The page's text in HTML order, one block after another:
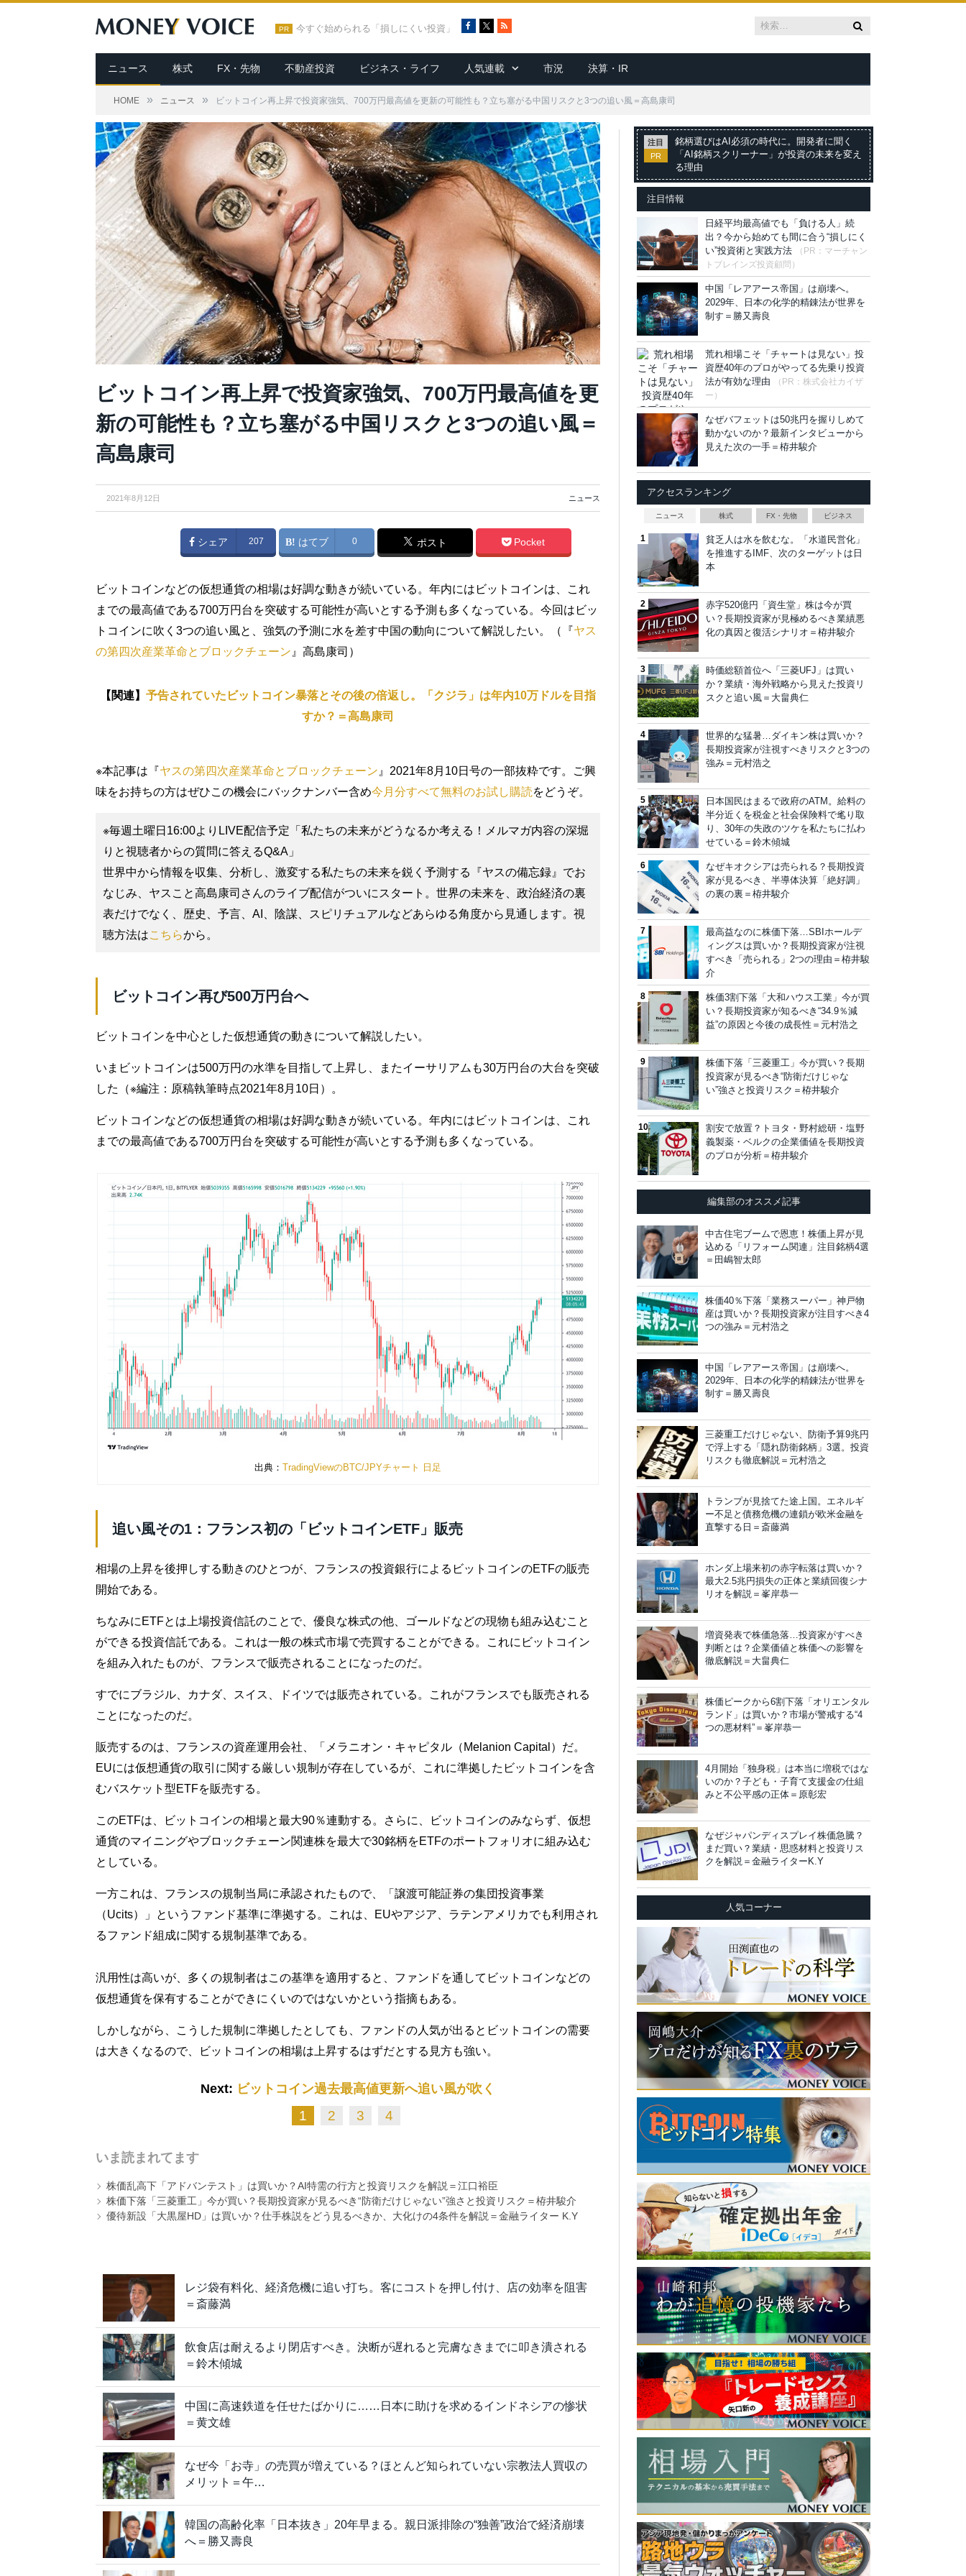
PR 今すぐ始められる「損しにくい投資」
c
e
b
o
k
R
S
ニュース 株式 FX・先物 不動産投資 ビジネス・ライフ 人気連載 市況 決算・IR
HOME » ニュース » ビットコイン再上昇で投資家強気、700万円最高値を更新の可能性も？立ち塞がる中国リスクと3つの追い風＝高島康司
ビットコイン再上昇で投資家強気、700万円最高値を更
新の可能性も？立ち塞がる中国リスクと3つの追い風＝
高島康司
2021年8月12日 ニュース
シェア 207 はてブ 0 ポスト Pocket
ビットコインなどの仮想通貨の相場は好調な動きが続いている。年内にはビットコインは、これ
までの最高値である700万円台を突破する可能性が高いとする予測も多くなっている。今回はビッ
トコインに吹く3つの追い風と、強気の予測に水を差す中国の動向について解説したい。（『ヤス
の第四次産業革命とブロックチェーン 』高島康司）
【関連】 予告されていたビットコイン暴落とその後の倍返し。「クジラ」は年内10万ドルを目指
すか？＝高島康司
※本記事は『ヤスの第四次産業革命とブロックチェーン 』2021年8月10日号の一部抜粋です。ご興
味をお持ちの方はぜひこの機会にバックナンバー含め今月分すべて無料のお試し購読をどうぞ。
※毎週土曜日16:00よりLIVE配信予定「私たちの未来がどうなるか考える！メルマガ内容の深堀
りと視聴者からの質問に答えるQ&A」
世界中から情報を収集、分析し、激変する私たちの未来を鋭く予測する『ヤスの備忘録』でお
なじみ、ヤスこと高島康司さんのライブ配信がついにスタート。世界の未来を、政治経済の裏
表だけでなく、歴史、予言、AI、陰謀、スピリチュアルなどあらゆる角度から見通します。視
聴方法はこちらから。
ビットコイン再び500万円台へ
ビットコインを中心とした仮想通貨の動きについて解説したい。
いまビットコインは500万円の水準を目指して上昇し、またイーサリアムも30万円台の大台を突破
した（※編注：原稿執筆時点2021年8月10日）。
ビットコインなどの仮想通貨の相場は好調な動きが続いている。年内にはビットコインは、これ
までの最高値である700万円台を突破する可能性が高いとする予測も多くなっている。
出典： TradingViewのBTC/JPYチャート 日足
追い風その1：フランス初の「ビットコインETF」販売
相場の上昇を後押しする動きのひとつが、フランスの投資銀行によるビットコインのETFの販売
開始である。
ちなみにETFとは上場投資信託のことで、優良な株式の他、ゴールドなどの現物も組み込むこと
ができる投資信託である。これは一般の株式市場で売買することができる。これにビットコイン
を組み入れたものが、フランスで販売されることになったのだ。
すでにブラジル、カナダ、スイス、ドイツでは販売されている。これがフランスでも販売される
ことになったのだ。
販売するのは、フランスの資産運用会社、「メラニオン・キャピタル（Melanion Capital）だ。
EUには仮想通貨の取引に関する厳しい規制が存在しているが、これに準拠したビットコインを含
むバスケット型ETFを販売する。
このETFは、ビットコインの相場と最大90％連動する。さらに、ビットコインのみならず、仮想
通貨のマイニングやブロックチェーン関連株を最大で30銘柄をETFのポートフォリオに組み込む
としている。
一方これは、フランスの規制当局に承認されたもので、「譲渡可能証券の集団投資事業
（Ucits）」というファンド基準に準拠する。これは、EUやアジア、ラテンアメリカでも利用され
るファンド組成に関する規制基準である。
汎用性は高いが、多くの規制者はこの基準を適用すると、ファンドを通してビットコインなどの
仮想通貨を保有することができにくいのではないかという指摘もある。
しかしながら、こうした規制に準拠したとしても、ファンドの人気が出るとビットコインの需要
は大きくなるので、ビットコインの相場は上昇するはずだとする見方も強い。
Next: ビットコイン過去最高値更新へ追い風が吹く
1 2 3 4
いま読まれてます
株価乱高下「アドバンテスト」は買いか？AI特需の行方と投資リスクを解説＝江口裕臣
株価下落「三菱重工」今が買い？長期投資家が見るべき“防衛だけじゃない”強さと投資リスク＝栫井駿介
優待新設「大黒屋HD」は買いか？仕手株説をどう見るべきか、大化けの4条件を解説＝金融ライター K.Y
レジ袋有料化、経済危機に追い打ち。客にコストを押し付け、店の効率を阻害
＝斎藤満
飲食店は耐えるより閉店すべき。決断が遅れると完膚なきまでに叩き潰される
＝鈴木傾城
中国に高速鉄道を任せたばかりに……日本に助けを求めるインドネシアの惨状
＝黄文雄
なぜ今「お寺」の売買が増えている？ほとんど知られていない宗教法人買収の
メリット＝午…
韓国の高齢化率「日本抜き」20年早まる。親日派排除の“独善”政治で経済崩壊
へ＝勝又壽良
注目
PR
銘柄選びはAI必須の時代に。開発者に聞く
「AI銘柄スクリーナー」が投資の未来を変え
る理由
注目情報
日経平均最高値でも「負ける人」続
出？今から始めても間に合う“損しにく
い”投資術と実践方法
（PR：マーチャン
トブレインズ投資顧問）
中国「レアアース帝国」は崩壊へ。
2029年、日本の化学的精錬法が世界を
制す＝勝又壽良
荒れ相場こそ「チャートは見ない」投
資歴40年のプロがやってる先乗り投資
法が有効な理由
（PR：株式会社カイザ
ー）
なぜバフェットは50兆円を握りしめて
動かないのか？最新インタビューから
見えた次の一手＝栫井駿介
アクセスランキング
ニュース 株式 FX・先物 ビジネス
貧乏人は水を飲むな。「水道民営化」
を推進するIMF、次のターゲットは日
本
赤字520億円「資生堂」株は今が買
い？長期投資家が見極めるべき業績悪
化の真因と復活シナリオ＝栫井駿介
時価総額首位へ「三菱UFJ」は買い
か？業績・海外戦略から見えた投資リ
スクと追い風＝大畠典仁
世界的な猛暑…ダイキン株は買いか？
長期投資家が注視すべきリスクと3つの
強み＝元村浩之
日本国民はまるで政府のATM。給料の
半分近くを税金と社会保険料で毟り取
り、30年の失政のツケを私たちに払わ
せている＝鈴木傾城
なぜキオクシアは売られる？長期投資
家が見るべき、半導体決算「絶好調」
の裏の裏＝栫井駿介
最高益なのに株価下落…SBIホールデ
ィングスは買いか？長期投資家が注視
すべき「売られる」2つの理由＝栫井駿
介
株価3割下落「大和ハウス工業」今が買
い？長期投資家が知るべき“34.9％減
益”の原因と今後の成長性＝元村浩之
株価下落「三菱重工」今が買い？長期
投資家が見るべき“防衛だけじゃな
い”強さと投資リスク＝栫井駿介
割安で放置？トヨタ・野村総研・塩野
義製薬・ベルクの企業価値を長期投資
のプロが分析＝栫井駿介
編集部のオススメ記事
中古住宅ブームで恩恵！株価上昇が見
込める「リフォーム関連」注目銘柄4選
＝田嶋智太郎
株価40％下落「業務スーパー」神戸物
産は買いか？長期投資家が注目すべき4
つの強み＝元村浩之
中国「レアアース帝国」は崩壊へ。
2029年、日本の化学的精錬法が世界を
制す＝勝又壽良
三菱重工だけじゃない、防衛予算9兆円
で浮上する「隠れ防衛銘柄」3選。投資
リスクも徹底解説＝元村浩之
トランプが見捨てた途上国。エネルギ
ー不足と債務危機の連鎖が欧米金融を
直撃する日＝斎藤満
ホンダ上場来初の赤字転落は買いか？
最大2.5兆円損失の正体と業績回復シナ
リオを解説＝峯岸恭一
増資発表で株価急落…投資家がすべき
判断とは？企業価値と株価への影響を
徹底解説＝大畠典仁
株価ピークから6割下落「オリエンタル
ランド」は買いか？市場が警戒する“4
つの悪材料”＝峯岸恭一
4月開始「独身税」は本当に増税ではな
いのか？子ども・子育て支援金の仕組
みと不公平感の正体＝原彰宏
なぜジャパンディスプレイ株価急騰？
まだ買い？業績・思惑材料と投資リス
クを解説＝金融ライターK.Y
人気コーナー